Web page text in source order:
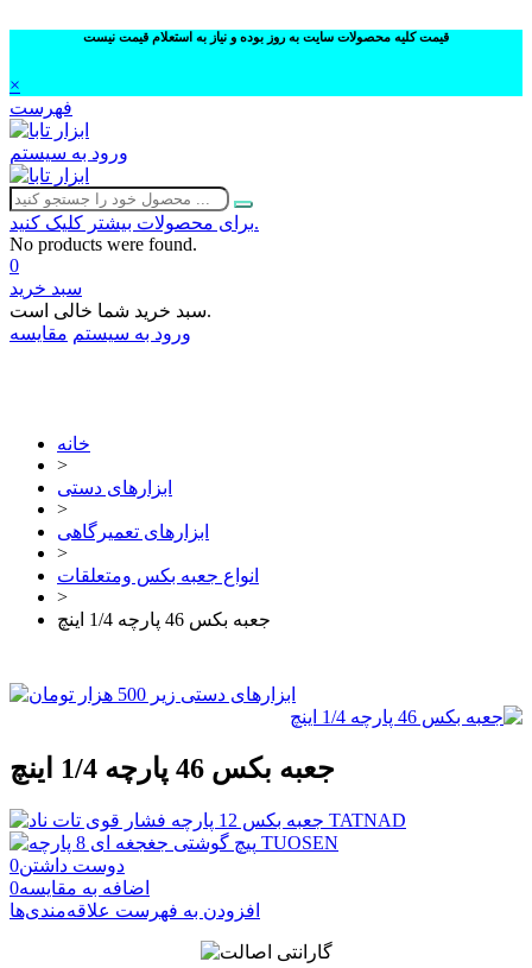
قیمت کلیه محصولات سایت به روز بوده و نیاز به استعلام قیمت نیست
×
فهرست
ورود به سیستم
برای محصولات بیشتر کلیک کنید.
No products were found.
0
سبد خرید
سبد خرید شما خالی است.
ورود به سیستم مقایسه
خانه
>
ابزارهای دستی
>
ابزارهای تعمیرگاهی
>
انواع جعبه بکس ومتعلقات
>
جعبه بکس 46 پارچه 1/4 اینچ
جعبه بکس 46 پارچه 1/4 اینچ
دوست داشتن0
اضافه به مقایسه0
افزودن به فهرست علاقه‌مندی‌ها